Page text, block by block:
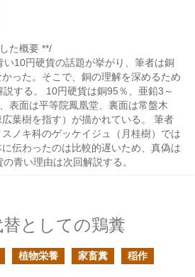
た概要 **/
い10円硬貨の話題が挙がり、筆者は銅
った。そこで、銅の理解を深めるため
する。 10円硬貨は銅95％、亜鉛3～
表面は平等院鳳凰堂、裏面は常盤木
広葉樹を指す）が描かれている。 筆者
ノキ科のゲッケイジュ（月桂樹）では
伝わったのは比較的遅いため、真偽は
青い理由は次回解説する。
としての鶏糞
植物栄養 家畜糞 稲作